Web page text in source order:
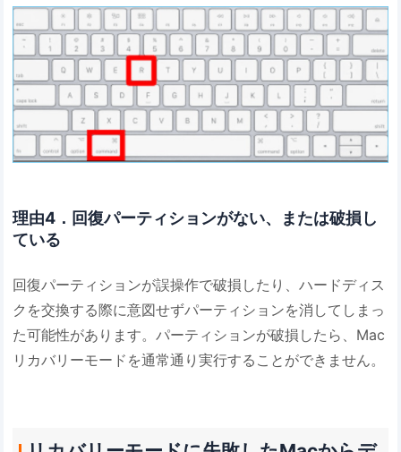
理由4．回復パーティションがない、または破損し
ている
回復パーティションが誤操作で破損したり、ハードディス
クを交換する際に意図せずパーティションを消してしまっ
た可能性があります。パーティションが破損したら、Mac
リカバリーモードを通常通り実行することができません。